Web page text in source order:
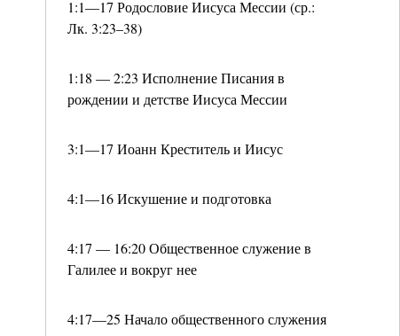
1:1—17 Родословие Иисуса Мессии (ср.:
Лк. 3:23–38)
1:18 — 2:23 Исполнение Писания в
рождении и детстве Иисуса Мессии
3:1—17 Иоанн Креститель и Иисус
4:1—16 Искушение и подготовка
4:17 — 16:20 Общественное служение в
Галилее и вокруг нее
4:17—25 Начало общественного служения